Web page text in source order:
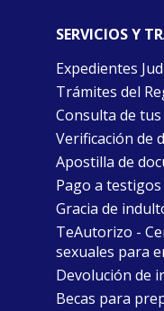
SERVICIOS Y
Expedientes
Trámites del
Consulta de
Verificación de
Apostilla de
Pago a
Gracia de
TeAutorizo -
sexuales para
Devolución de
Becas para